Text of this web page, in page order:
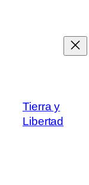
Tierra y
Libertad